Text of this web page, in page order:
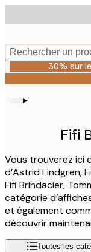
to
content.
Rechercher un
30% sur
▸
Fifi
Vous trouverez ici
d’Astrid Lindgren,
Fifi Brindacier,
catégorie
et également
découvrir
Toutes les